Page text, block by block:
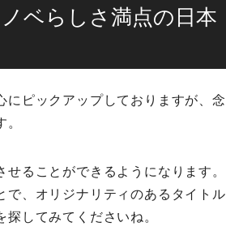
ベらしさ満点の日本
ピックアップしておりますが、念
ることができるようになります。
で、オリジナリティのあるタイトル
してみてくださいね。